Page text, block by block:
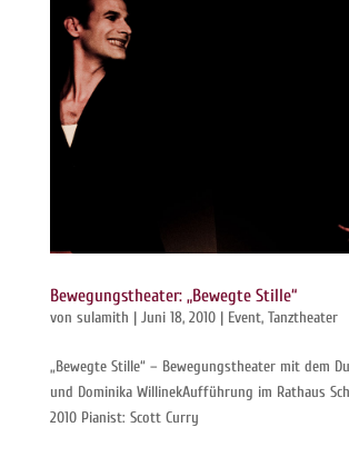
Bewegungstheater: „Bewegte Stille“
von sulamith | Juni 18, 2010| Event, Tanztheater
„Bewegte Stille“ – Bewegungstheater mit dem
und Dominika WillinekAufführung im Rathaus
2010 Pianist: Scott Curry